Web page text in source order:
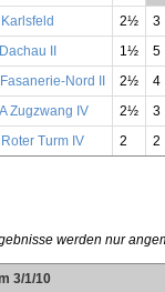
2½
3
II 1½
5
Nord II 2½
4
Zugzwang IV 2½
3
Turm IV 2 2
werden nur
3/1/10